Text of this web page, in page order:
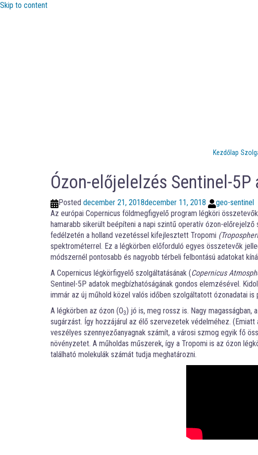
Skip to content
Kezdőlap
Ózon-előjelelzés Sentinel-5P
Posted december 21, 2018december 11, 2018
geo-sentinel
Az európai Copernicus földmegfigyelő program légköri
hamarabb sikerült beépíteni a napi szintű operatív ózon-
fedélzetén a holland vezetéssel kifejlesztett Tropomi
spektrométerrel. Ez a légkörben előforduló egyes összetevők
módszernél pontosabb és nagyobb térbeli felbontású adatokat
A Copernicus légkörfigyelő szolgáltatásának (Copernicus
Sentinel-5P adatok megbízhatóságának gondos elemzésével.
immár az új műhold közel valós időben szolgáltatott ózonadatai
A légkörben az ózon (O3) jó is, meg rossz is. Nagy
sugárzást. Így hozzájárul az élő szervezetek védelméhez.
veszélyes szennyezőanyagnak számít, a városi szmog egyik fő
növényzetet. A műholdas műszerek, így a Tropomi is az ózon
található molekulák számát tudja meghatározni.